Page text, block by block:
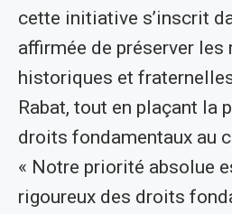
cette initiative s’inscrit
affirmée de préserver les
historiques et
Rabat, tout en plaçant la
droits fondamentaux au
« Notre priorité absolue
rigoureux des droits